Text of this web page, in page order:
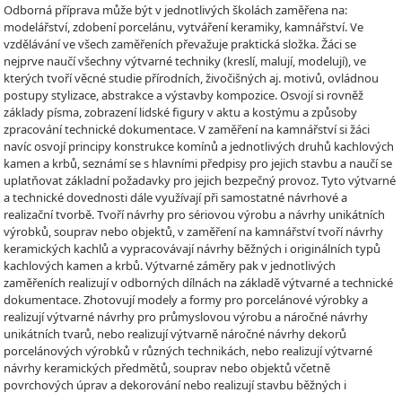
Odborná příprava může být v jednotlivých školách zaměřena na:
modelářství, zdobení porcelánu, vytváření keramiky, kamnářství. Ve
vzdělávání ve všech zaměřeních převažuje praktická složka. Žáci se
nejprve naučí všechny výtvarné techniky (kreslí, malují, modelují), ve
kterých tvoří věcné studie přírodních, živočišných aj. motivů, ovládnou
postupy stylizace, abstrakce a výstavby kompozice. Osvojí si rovněž
základy písma, zobrazení lidské figury v aktu a kostýmu a způsoby
zpracování technické dokumentace. V zaměření na kamnářství si žáci
navíc osvojí principy konstrukce komínů a jednotlivých druhů kachlových
kamen a krbů, seznámí se s hlavními předpisy pro jejich stavbu a naučí se
uplatňovat základní požadavky pro jejich bezpečný provoz. Tyto výtvarné
a technické dovednosti dále využívají při samostatné návrhové a
realizační tvorbě. Tvoří návrhy pro sériovou výrobu a návrhy unikátních
výrobků, souprav nebo objektů, v zaměření na kamnářství tvoří návrhy
keramických kachlů a vypracovávají návrhy běžných i originálních typů
kachlových kamen a krbů. Výtvarné záměry pak v jednotlivých
zaměřeních realizují v odborných dílnách na základě výtvarné a technické
dokumentace. Zhotovují modely a formy pro porcelánové výrobky a
realizují výtvarné návrhy pro průmyslovou výrobu a náročné návrhy
unikátních tvarů, nebo realizují výtvarně náročné návrhy dekorů
porcelánových výrobků v různých technikách, nebo realizují výtvarné
návrhy keramických předmětů, souprav nebo objektů včetně
povrchových úprav a dekorování nebo realizují stavbu běžných i